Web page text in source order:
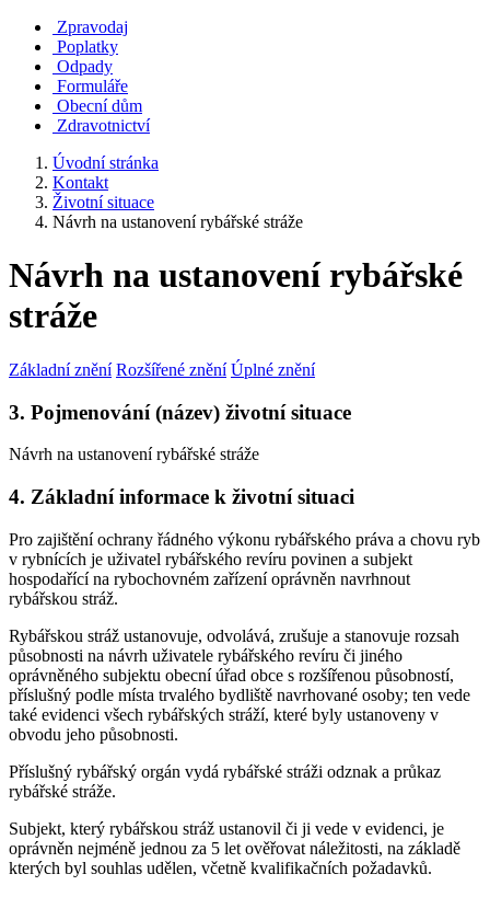
Zpravodaj
Poplatky
Odpady
Formuláře
Obecní dům
Zdravotnictví
Úvodní stránka
Kontakt
Životní situace
Návrh na ustanovení rybářské stráže
Návrh na ustanovení rybářské
stráže
Základní znění Rozšířené znění Úplné znění
3. Pojmenování (název) životní situace
Návrh na ustanovení rybářské stráže
4. Základní informace k životní situaci
Pro zajištění ochrany řádného výkonu rybářského práva a chovu ryb
v rybnících je uživatel rybářského revíru povinen a subjekt
hospodařící na rybochovném zařízení oprávněn navrhnout
rybářskou stráž.
Rybářskou stráž ustanovuje, odvolává, zrušuje a stanovuje rozsah
působnosti na návrh uživatele rybářského revíru či jiného
oprávněného subjektu obecní úřad obce s rozšířenou působností,
příslušný podle místa trvalého bydliště navrhované osoby; ten vede
také evidenci všech rybářských stráží, které byly ustanoveny v
obvodu jeho působnosti.
Příslušný rybářský orgán vydá rybářské stráži odznak a průkaz
rybářské stráže.
Subjekt, který rybářskou stráž ustanovil či ji vede v evidenci, je
oprávněn nejméně jednou za 5 let ověřovat náležitosti, na základě
kterých byl souhlas udělen, včetně kvalifikačních požadavků.